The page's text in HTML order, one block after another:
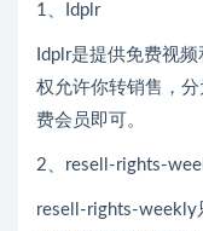
1、Idplr
Idplr是提供免费视
权允许你转销售，
费会员即可。
2、resell-rights-
resell-rights-weekly